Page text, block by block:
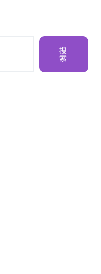
搜
索